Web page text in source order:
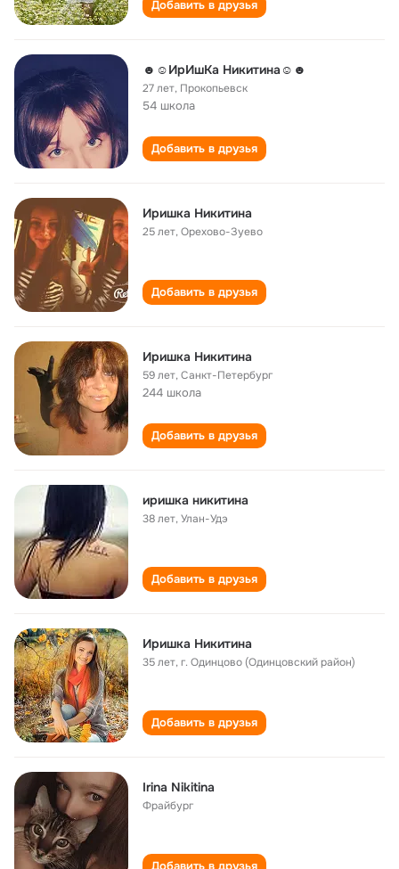
Добавить в друзья
☻☺ИрИшКа Никитина☺☻
27 лет, Прокопьевск
54 школа
Добавить в друзья
Иришка Никитина
25 лет,Орехово-Зуево
Добавить в друзья
Иришка Никитина
59 лет,Санкт-Петербург
244 школа
Добавить в друзья
иришка никитина
38 лет,Улан-Удэ
Добавить в друзья
Иришка Никитина
35 лет,г. Одинцово (Одинцовский район)
Добавить в друзья
Irina Nikitina
Фрайбург
Добавить в друзья